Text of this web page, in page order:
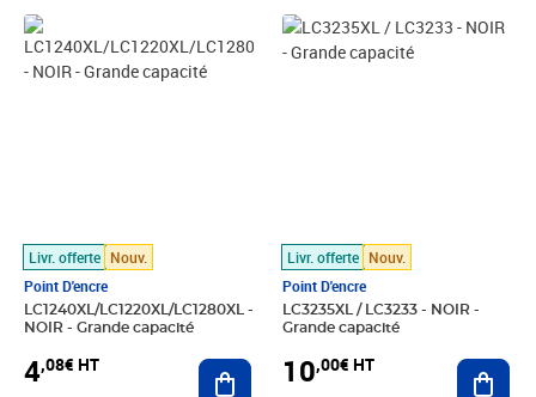
Livr. offerte Nouv.
Point D'encre
LC1240XL/LC1220XL/LC1280XL -
NOIR - Grande capacité
4,08€ HT
Prix 4,08€ HT
Ajouter au panier
Livr. offerte Nouv.
Point D'encre
LC3235XL / LC3233 - NOIR -
Grande capacité
10,00€ HT
Prix 10,00€ HT